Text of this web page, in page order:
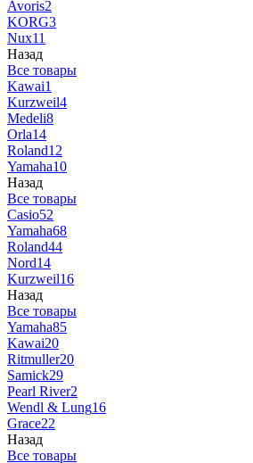
Avoris2
KORG3
Nux11
Назад
Все товары
Kawai1
Kurzweil4
Medeli8
Orla14
Roland12
Yamaha10
Назад
Все товары
Casio52
Yamaha68
Roland44
Nord14
Kurzweil16
Назад
Все товары
Yamaha85
Kawai20
Ritmuller20
Samick29
Pearl River2
Wendl & Lung16
Grace22
Назад
Все товары